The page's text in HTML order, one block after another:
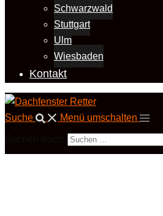
Schwarzwald
Stuttgart
Ulm
Wiesbaden
Kontakt
Suche Menü umschalten